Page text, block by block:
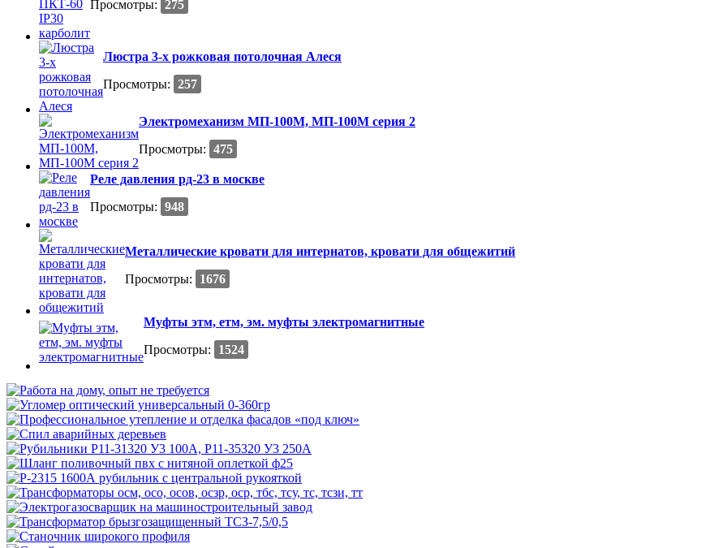
Просмотры: 275
Люстра 3-х рожковая потолочная Алеся
Просмотры: 257
Электромеханизм МП-100М, МП-100М серия 2
Просмотры: 475
Реле давления рд-23 в москве
Просмотры: 948
Металлические кровати для интернатов, кровати для общежитий
Просмотры:
1676
Муфты этм, етм, эм. муфты электромагнитные
Просмотры:
1524